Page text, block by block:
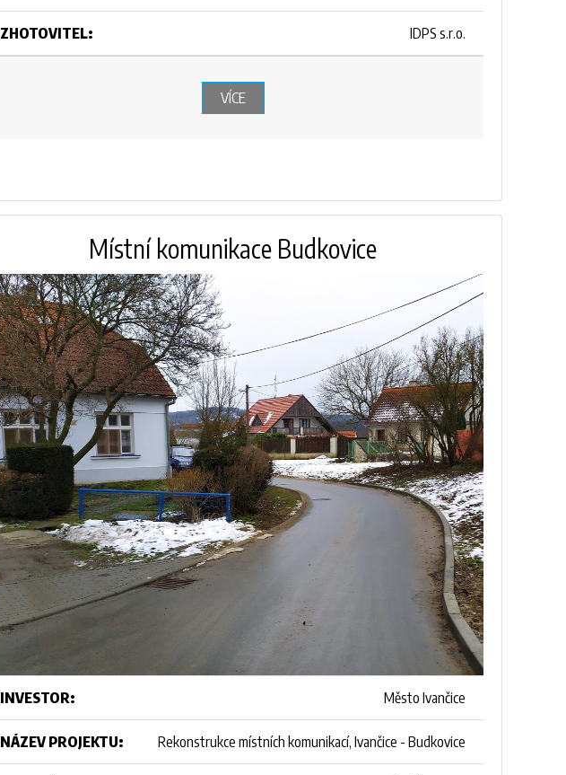
ZHOTOVITEL: IDPS s.r.o.
VÍCE
Místní komunikace Budkovice
INVESTOR: Město Ivančice
NÁZEV PROJEKTU: Rekonstrukce místních komunikací, Ivančice - Budkovice